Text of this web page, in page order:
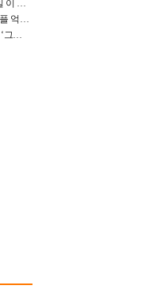
44kg 송가인 “비가 오나 눈이 오나” 매일 이 운동, 허벅지 근육량 상승+체지방 감소
“연예인 걱정 NO” 김승현, 가난팔이 악플 억울할만‥아내+딸과 日 여행
재혼 강성연 ♥2살 연하 의사남편 누구? ‘그알’ 자문의에 훈남 비주얼 초엘리트 스펙 [종합]